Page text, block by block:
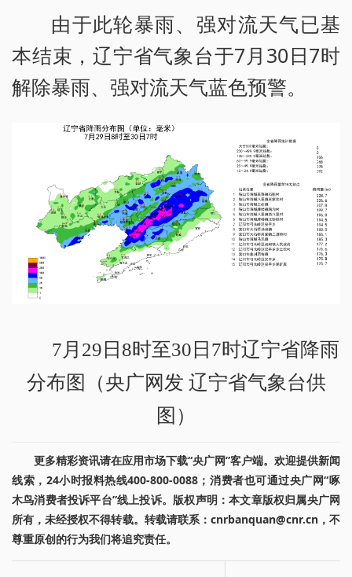
由于此轮暴雨、强对流天气已基
本结束，辽宁省气象台于7月30日7时
解除暴雨、强对流天气蓝色预警。
7月29日8时至30日7时辽宁省降雨
分布图（央广网发 辽宁省气象台供
图）
更多精彩资讯请在应用市场下载“央广网”客户端。欢迎提供新闻
线索，24小时报料热线400-800-0088；消费者也可通过央广网“啄
木鸟消费者投诉平台”线上投诉。版权声明：本文章版权归属央广网
所有，未经授权不得转载。转载请联系：cnrbanquan@cnr.cn，不
尊重原创的行为我们将追究责任。